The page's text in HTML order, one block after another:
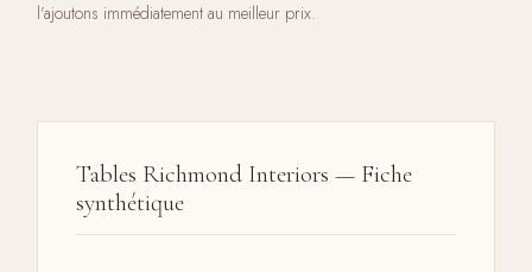
l’ajoutons immédiatement au meilleur prix.
Tables Richmond Interiors — Fiche
synthétique